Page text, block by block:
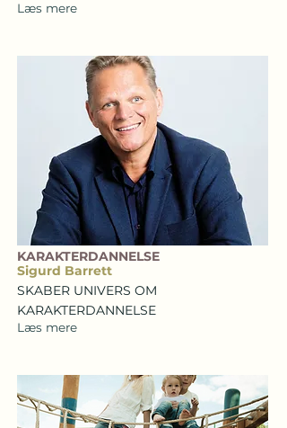
Læs mere
KARAKTERDANNELSE
Sigurd Barrett
SKABER UNIVERS OM
KARAKTERDANNELSE
Læs mere